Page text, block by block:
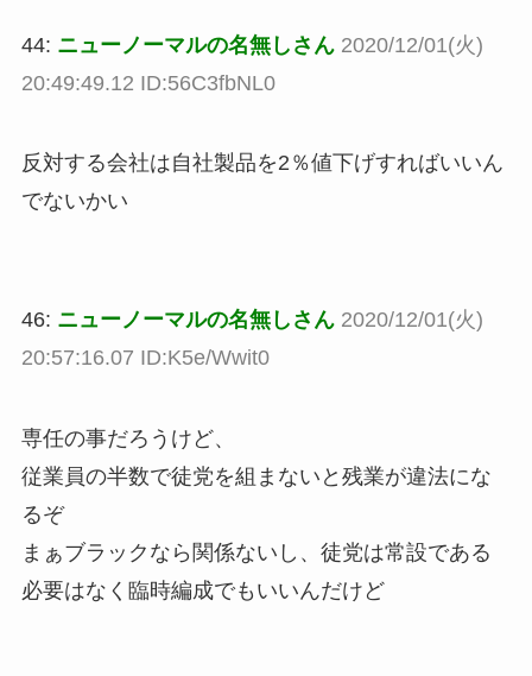
44: ニューノーマルの名無しさん 2020/12/01(火)
20:49:49.12 ID:56C3fbNL0
反対する会社は自社製品を2％値下げすればいいん
でないかい
46: ニューノーマルの名無しさん 2020/12/01(火)
20:57:16.07 ID:K5e/Wwit0
専任の事だろうけど、
従業員の半数で徒党を組まないと残業が違法にな
るぞ
まぁブラックなら関係ないし、徒党は常設である
必要はなく臨時編成でもいいんだけど